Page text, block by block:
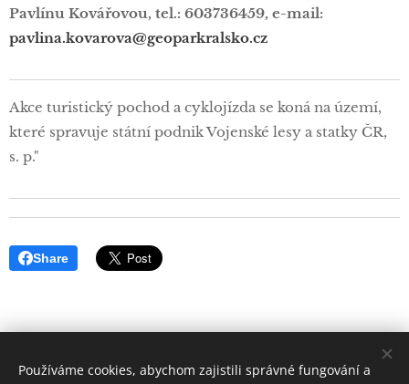
Pavlínu Kovářovou, tel.: 603736459, e-mail:
pavlina.kovarova@geoparkralsko.cz
Akce turistický pochod a cyklojízda se koná na území,
které spravuje státní podnik Vojenské lesy a statky ČR,
s. p."
Share
Geopark Ralsko o.p.s. 2018 | Všechna práva vyhrazena
Používáme cookies, abychom zajistili správné fungování a